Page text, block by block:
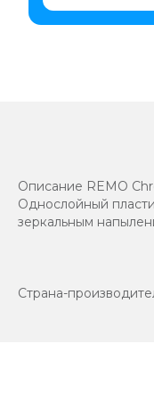
Описание REMO
Однослойный
зеркальным
Страна-